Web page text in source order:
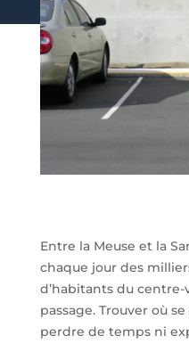
Entre la Meuse et la
chaque jour des
d’habitants du
passage. Trouver où
perdre de temps ni